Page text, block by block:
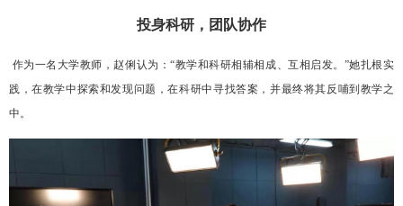
投身科研，团队协作
作为一名大学教师，赵俐认为：“教学和科研相辅相成、互相启发。”她扎根实
践，在教学中探索和发现问题，在科研中寻找答案，并最终将其反哺到教学之
中。